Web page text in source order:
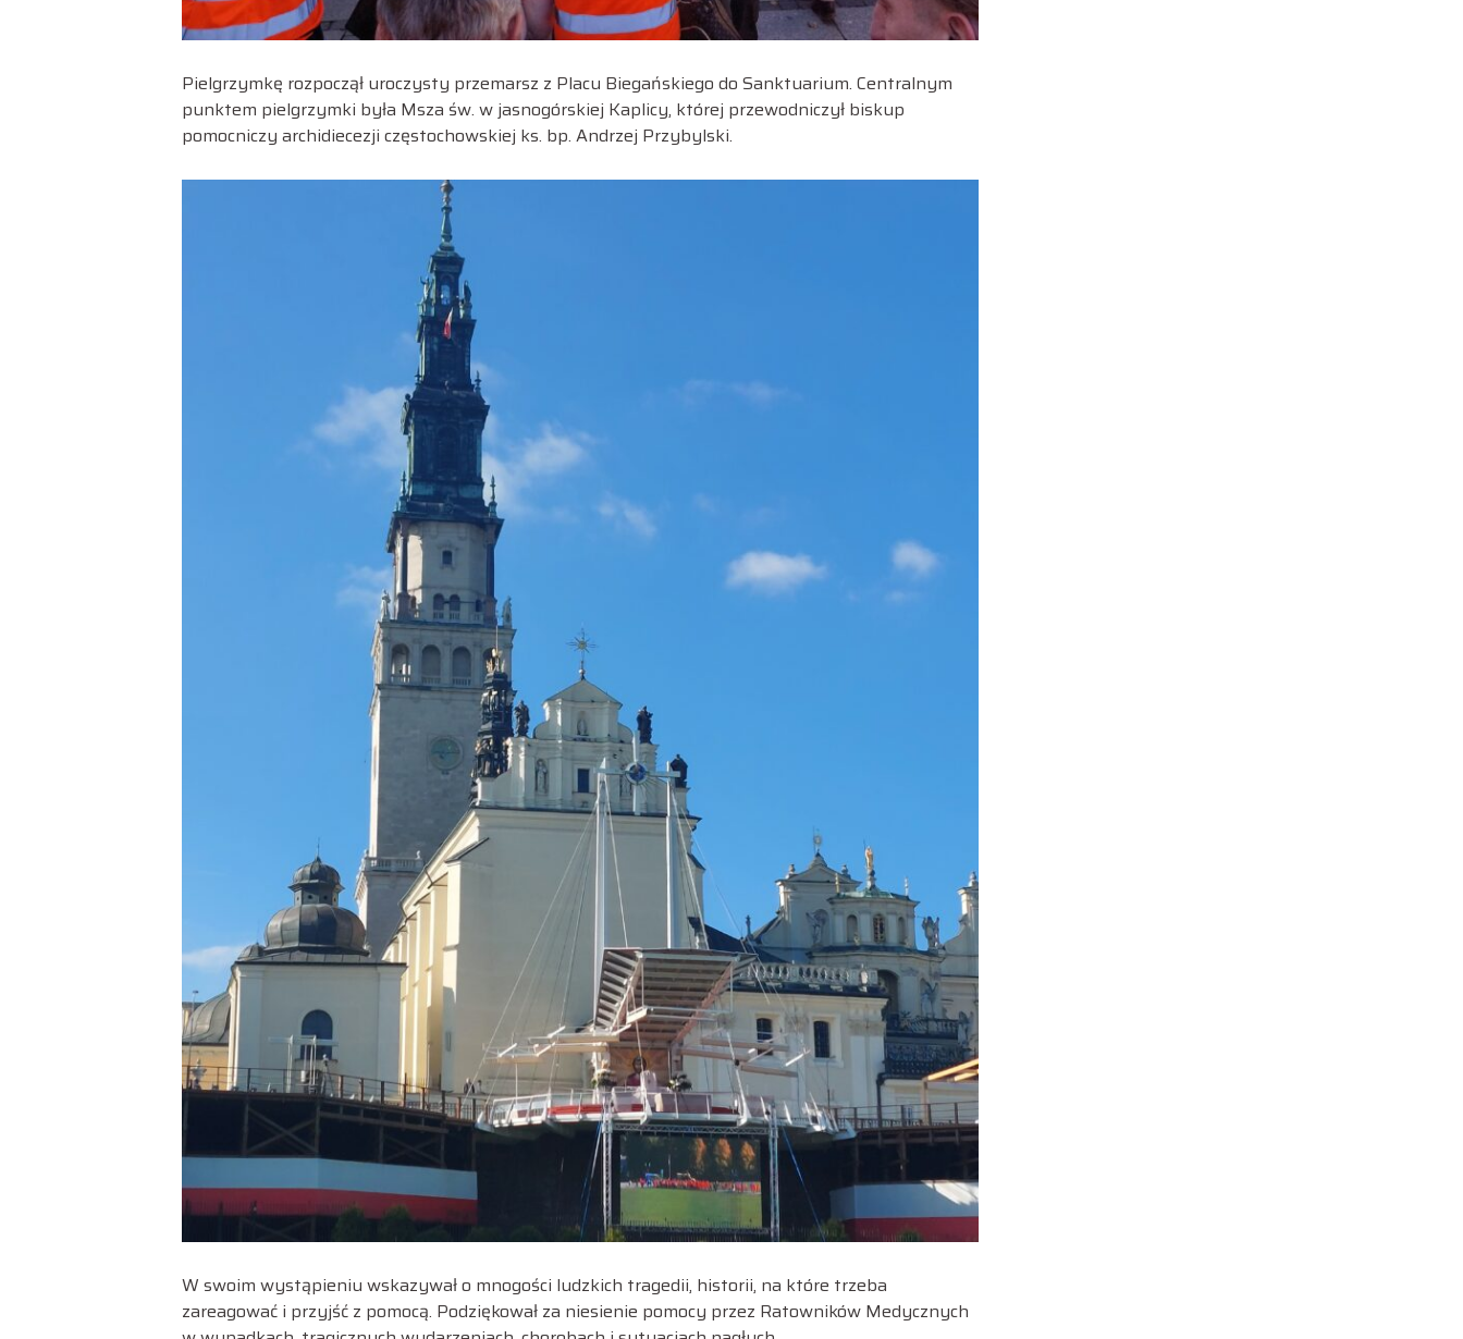
Pielgrzymkę rozpoczął uroczysty przemarsz z Placu Biegańskiego do Sanktuarium. Centralnym
punktem pielgrzymki była Msza św. w jasnogórskiej Kaplicy, której przewodniczył biskup
pomocniczy archidiecezji częstochowskiej ks. bp. Andrzej Przybylski.
W swoim wystąpieniu wskazywał o mnogości ludzkich tragedii, historii, na które trzeba
zareagować i przyjść z pomocą. Podziękował za niesienie pomocy przez Ratowników Medycznych